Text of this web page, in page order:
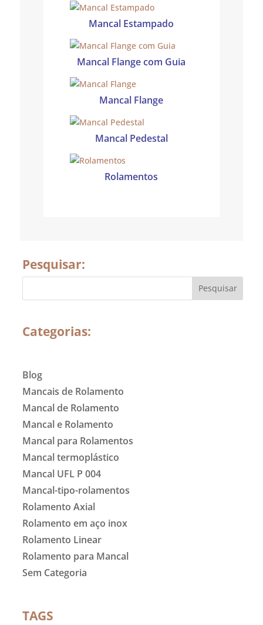
Mancal Estampado
Mancal Flange com Guia
Mancal Flange
Mancal Pedestal
Rolamentos
Pesquisar:
Categorias:
Blog
Mancais de Rolamento
Mancal de Rolamento
Mancal e Rolamento
Mancal para Rolamentos
Mancal termoplástico
Mancal UFL P 004
Mancal-tipo-rolamentos
Rolamento Axial
Rolamento em aço inox
Rolamento Linear
Rolamento para Mancal
Sem Categoria
TAGS